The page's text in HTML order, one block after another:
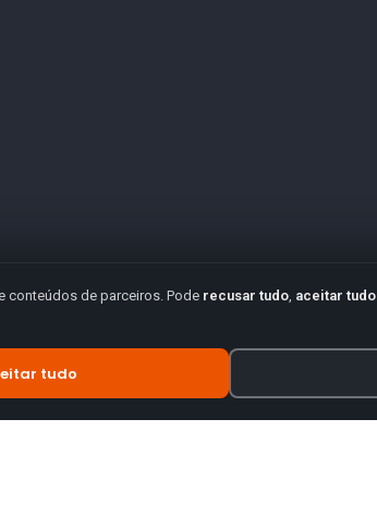
conteúdos de parceiros. Pode recusar tudo, aceitar tudo
tudo